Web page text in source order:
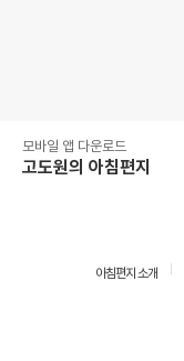
모바일 앱 다운로드
고도원의 아침편지
아침편지 소개